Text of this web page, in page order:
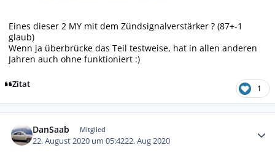
Eines dieser 2 MY mit dem Zündsignalverstärker ? (87+-1
glaub)
Wenn ja überbrücke das Teil testweise, hat in allen anderen
Jahren auch ohne funktioniert :)
Zitat 1
DanSaab Mitglied
22. August 2020 um 05:4222. Aug 2020